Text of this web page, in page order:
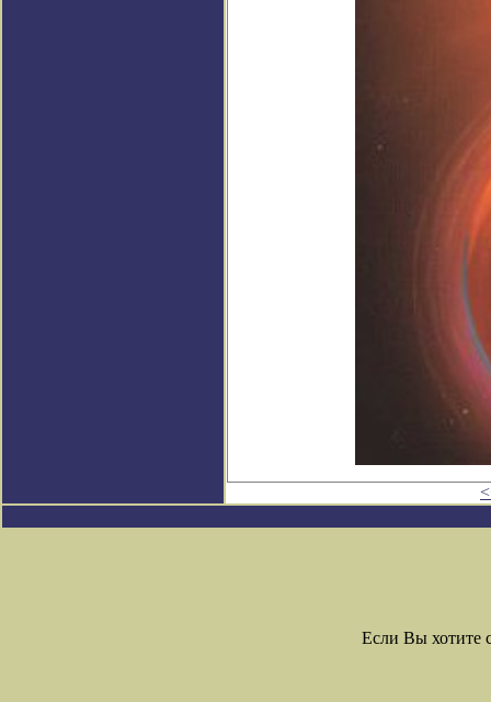
Если Вы хотите